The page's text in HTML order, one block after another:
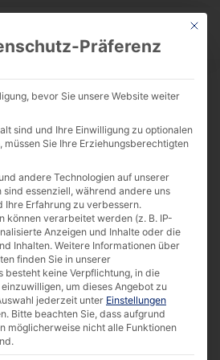
21.5″ IP65 Capacitive Touch
2040 downloads
This
Präferenz
bevor Sie unsere Website weiter
sind und Ihre Einwilligung zu optionalen
müssen Sie Ihre Erziehungsberechtigten
andere Technologien auf unserer
sind essenziell, während andere uns
Ihre Erfahrung zu verbessern.
können verarbeitet werden (z. B. IP-
Anzeigen und Inhalte oder die
Inhalten. Weitere Informationen über
finden Sie in unserer
besteht keine Verpflichtung, in die
um dieses Angebot zu
jederzeit unter Einstellungen
Bitte beachten Sie, dass aufgrund
möglicherweise nicht alle Funktionen